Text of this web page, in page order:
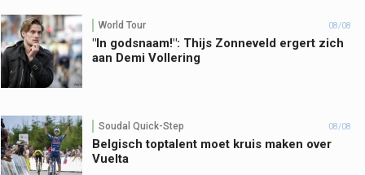
World Tour 08/08
"In godsnaam!": Thijs Zonneveld ergert zich
aan Demi Vollering
Soudal Quick-Step 08/08
Belgisch toptalent moet kruis maken over
Vuelta